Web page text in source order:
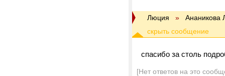
Люция » Ананикова
спасибо за столь
[Нет ответов на это